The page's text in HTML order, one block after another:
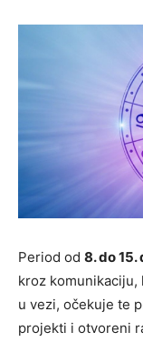
Period od 8. do
kroz
u vezi, očekuje te
projekti i otvoreni